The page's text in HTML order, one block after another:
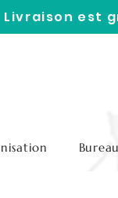
Livraison est